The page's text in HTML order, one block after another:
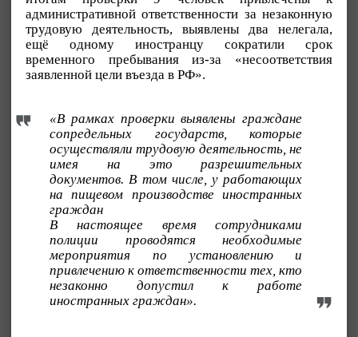
административной ответственности за незаконную
трудовую деятельность, выявлены два нелегала,
ещё одному иностранцу сократили срок
временного пребывания из-за «несоответствия
заявленной цели въезда в РФ».
«В рамках проверки выявлены граждане
сопредельных государств, которые
осуществляли трудовую деятельность, не
имея на это разрешительных
документов. В том числе, у работающих
на пищевом производстве иностранных
граждан
В настоящее время сотрудниками
полиции проводятся необходимые
мероприятия по установлению и
привлечению к ответственности тех, кто
незаконно допустил к работе
иностранных граждан».